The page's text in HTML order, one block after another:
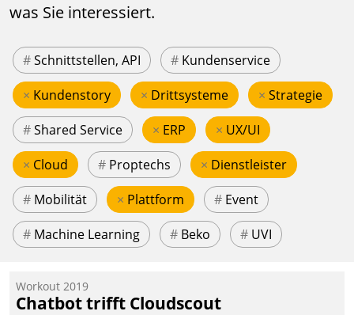
was Sie interessiert.
#Schnittstellen, API # Kundenservice
× Kundenstory × Drittsysteme × Strategie
#Shared Service × ERP × UX/UI
× Cloud # Proptechs × Dienstleister
# Mobilität × Plattform # Event
# Machine Learning # Beko # UVI
Workout 2019
Chatbot trifft Cloudscout